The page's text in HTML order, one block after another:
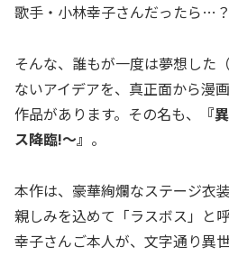
歌手・小林幸子さんだったら…？
そんな、誰もが一度は夢想した
ないアイデアを、真正面から漫
作品があります。その名も、
『
ス降臨!〜』 。
本作は、豪華絢爛なステージ衣
親しみを込めて「ラスボス」と
幸子さんご本人が、文字通り異